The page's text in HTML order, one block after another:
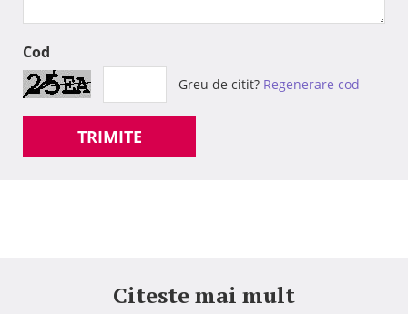
Cod
Greu de citit? Regenerare cod
TRIMITE
Citeste mai mult